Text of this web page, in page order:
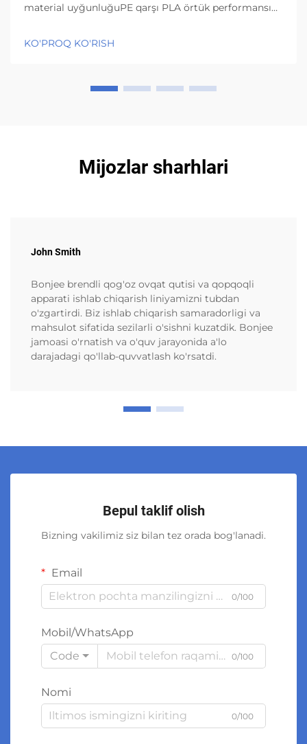
material uyğunluğuPE qarşı PLA örtük performansı
dərəcə Selsiyadan yuxarı olsa belə nəmliyi xaric
KO'PROQ KO'RISH
Mijozlar sharhlari
John Smith
Bonjee brendli qog'oz ovqat qutisi va qopqoqli
apparati ishlab chiqarish liniyamizni tubdan
o'zgartirdi. Biz ishlab chiqarish samaradorligi va
mahsulot sifatida sezilarli o'sishni kuzatdik. Bonjee
jamoasi o'rnatish va o'quv jarayonida a'lo
darajadagi qo'llab-quvvatlash ko'rsatdi.
Bepul taklif olish
Bizning vakilimiz siz bilan tez orada bog'lanadi.
Email
0/100
Mobil/WhatsApp
Code
0/100
Nomi
0/100